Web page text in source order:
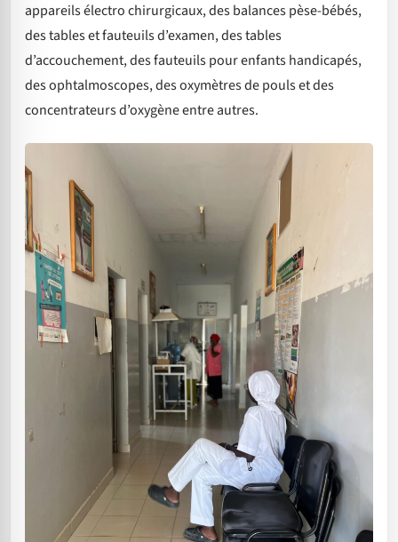
appareils électro chirurgicaux, des balances pèse-bébés,
des tables et fauteuils d’examen, des tables
d’accouchement, des fauteuils pour enfants handicapés,
des ophtalmoscopes, des oxymètres de pouls et des
concentrateurs d’oxygène entre autres.